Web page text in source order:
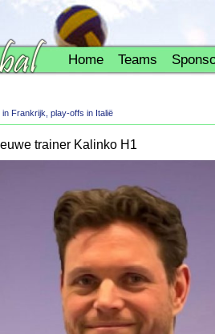
Home Teams
Frankrijk, play-offs in Italië
trainer Kalinko H1